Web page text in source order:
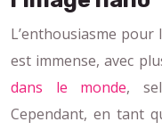
L’enthousiasme
est immense, avec
dans le monde,
Cependant, en tant